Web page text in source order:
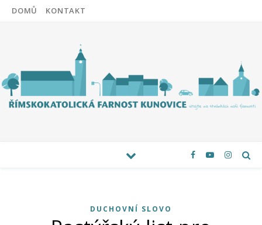
DOMŮ KONTAKT
DUCHOVNÍ SLOVO